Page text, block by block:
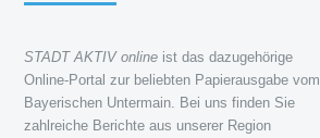
STADT AKTIV online ist das dazugehörige
Online-Portal zur beliebten Papierausgabe vom
Bayerischen Untermain. Bei uns finden Sie
zahlreiche Berichte aus unserer Region